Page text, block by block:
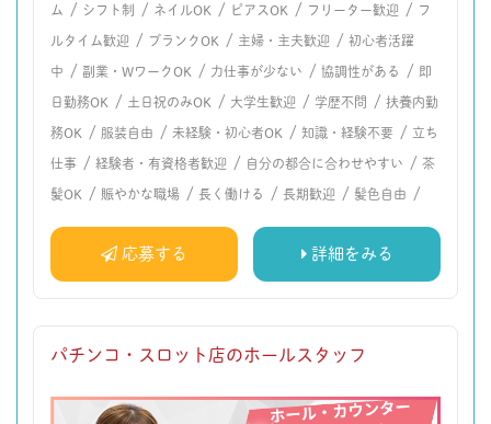
ム / シフト制 / ネイルOK / ピアスOK / フリーター歓迎 / フ
ルタイム歓迎 / ブランクOK / 主婦・主夫歓迎 / 初心者活躍
中 / 副業・WワークOK / 力仕事が少ない / 協調性がある / 即
日勤務OK / 土日祝のみOK / 大学生歓迎 / 学歴不問 / 扶養内勤
務OK / 服装自由 / 未経験・初心者OK / 知識・経験不要 / 立ち
仕事 / 経験者・有資格者歓迎 / 自分の都合に合わせやすい / 茶
髪OK / 賑やかな職場 / 長く働ける / 長期歓迎 / 髪色自由 /
応募する 詳細をみる
パチンコ・スロット店のホールスタッフ